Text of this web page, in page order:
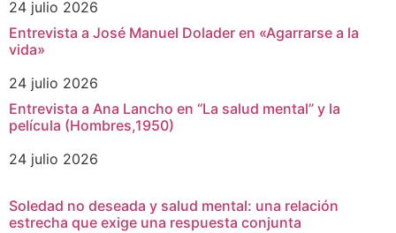
24 julio 2026
Entrevista a José Manuel Dolader en «Agarrarse a la
vida»
24 julio 2026
Entrevista a Ana Lancho en “La salud mental” y la
película (Hombres,1950)
24 julio 2026
Soledad no deseada y salud mental: una relación
estrecha que exige una respuesta conjunta